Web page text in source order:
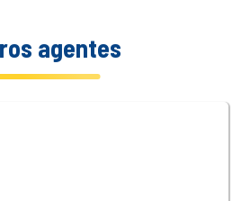
agentes